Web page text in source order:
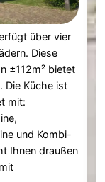
über vier
Diese
±112m² bietet
Die Küche ist
mit:
und Kombi-
Ihnen draußen